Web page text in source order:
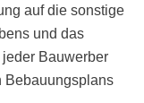
auf die sonstige
und das
Bauwerber
Bebauungsplans